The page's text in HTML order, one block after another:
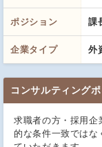
ポジション 課
企業タイプ 外
コンサルティング
求職者の方・採用企
的な条件一致では